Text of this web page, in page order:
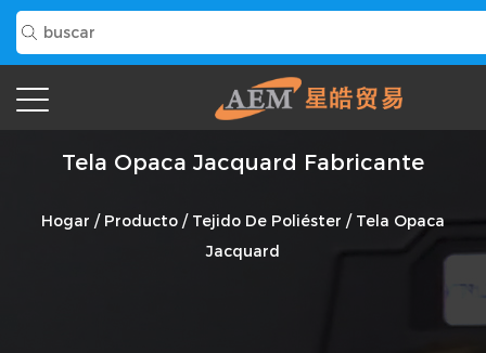
Tela Opaca Jacquard Fabricante
Hogar / Producto / Tejido De Poliéster / Tela Opaca
Jacquard